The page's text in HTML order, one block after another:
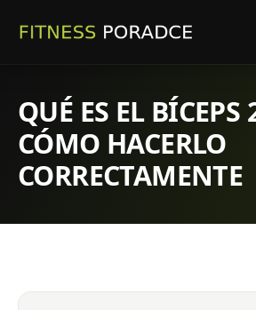
QUÉ ES EL BÍCEPS
CÓMO HACERLO
CORRECTAMENTE